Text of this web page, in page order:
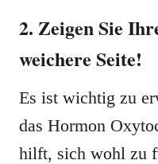
2. Zeigen Sie
weichere Seite!
Es ist wichtig zu
das Hormon
hilft, sich wohl zu